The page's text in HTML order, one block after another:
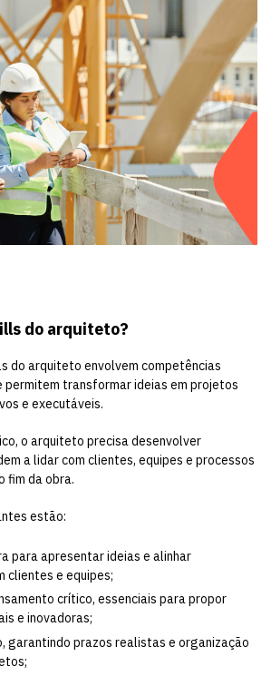
do arquiteto?
do arquiteto envolvem competências
permitem transformar ideias em projetos
e executáveis.
o arquiteto precisa desenvolver
a lidar com clientes, equipes e processos
fim da obra.
estão:
para apresentar ideias e alinhar
clientes e equipes;
crítico, essenciais para propor
e inovadoras;
garantindo prazos realistas e organização